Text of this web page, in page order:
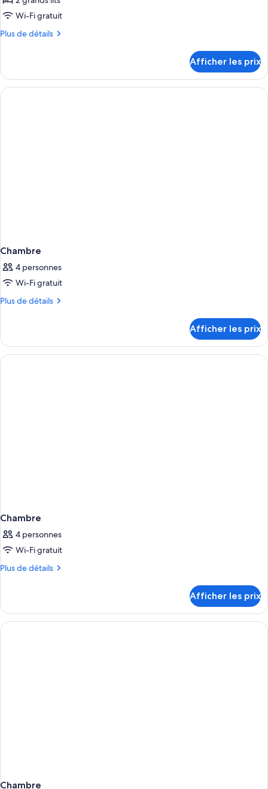
de
chambre :
Chambre
Lits
Queen
Wi-Fi gratuit
Plus de détails
Plus
Chambre
Design,
2
Afficher les prix
Chambre
4 personnes
Wi-Fi gratuit
Plus de détails
Plus
Chambre
Afficher les prix
Chambre
4 personnes
Wi-Fi gratuit
Plus de détails
Plus
Chambre
Afficher les prix
Chambre